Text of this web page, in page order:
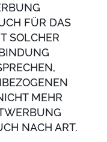
FÜR DAS
SOLCHER
MEHR
NACH ART.